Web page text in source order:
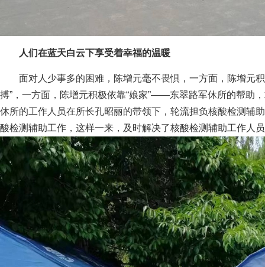
人们在蓝天白云下享受着幸福的温暖
面对人少事多的困难，陈增元毫不畏惧，一方面，陈增元
搏”，一方面，陈增元积极依靠“娘家”——东翠路军休所的帮助
休所的工作人员在所长孔昭丽的带领下，轮流担负核酸检测辅
酸检测辅助工作，这样一来，及时解决了核酸检测辅助工作人